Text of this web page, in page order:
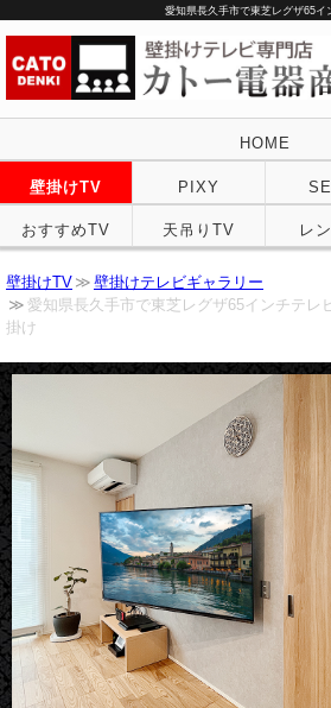
愛知県長久手市で東芝レグザ65
HOME
壁掛けTV PIXY
おすすめTV 天吊りTV レ
壁掛けTV
壁掛けテレビギャラリー
愛知県長久手市で東芝レグザ65インチテレ
掛け